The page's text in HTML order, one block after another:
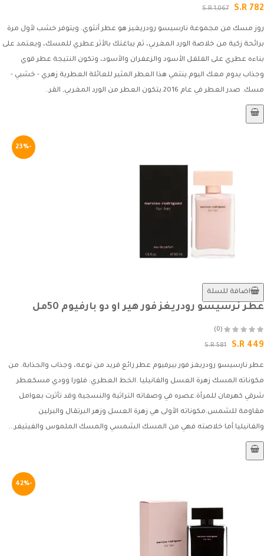
S.R 782
S.R 1,067
روز مسك من مجموعة نارسيسو رودريغيز هو عطر أنثوي. ويتوفر خشب لأول مرة
برائحة زكية من خلاصة الورد المغربي، ثم يباغتك بالأثر عطري للمسك، ويعتمد على
بناءه عطري على الفلفل الأسود والزعفران والأسود، وتكون النتيجة عطر قوي
وجذاب يدوم معك اليوم.ينتمي هذا العطر المثير للعائلة العطرية زهري - خشبي -
مسك. صدر العطر في عام 2016.يتكون العطر من الورد المغربي, القر..
-23%
اضافة للسلة
عطر نرسيسو رودريغز فور هير او دو بارفيوم 50مل
(0)
S.R 449
S.R 581
عطر نارسيسو رودريغز فور بيرفيوم عطر رائع فريد من نوعه، وجذاب والجذابة. من
مكوناته المسك زهرة العسل والفانيليا .الخط العطري: فلورا وودي مسكعطر
شرقي كهرمان للمرأة.عصره في وصفاته التراثية والنسجية.وقد تأثرت بعوامل
مقاومة للشمس.مكوناته الأولى هي زهرة العسل وزهر البرتقال والبرلين
والفانيليا.أما خلاصته فهي من المسك الشمسي والمسك الملموس والفيتيفر...
-42%